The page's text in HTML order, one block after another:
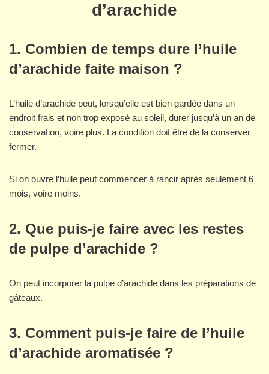
d’arachide
1. Combien de temps dure l’huile
d’arachide faite maison ?
L’huile d’arachide peut, lorsqu’elle est bien gardée dans un
endroit frais et non trop exposé au soleil, durer jusqu’à un an de
conservation, voire plus. La condition doit être de la conserver
fermer.
Si on ouvre l’huile peut commencer à rancir après seulement 6
mois, voire moins.
2. Que puis-je faire avec les restes
de pulpe d’arachide ?
On peut incorporer la pulpe d’arachide dans les préparations de
gâteaux.
3. Comment puis-je faire de l’huile
d’arachide aromatisée ?